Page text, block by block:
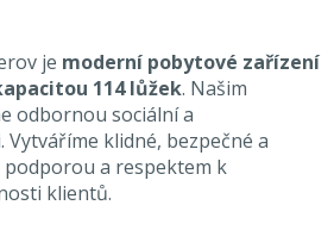
je moderní pobytové zařízení
114 lůžek. Našim
odbornou sociální a
klidné, bezpečné a
a respektem k
klientů.